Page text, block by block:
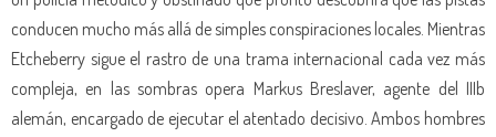
conducen mucho más allá de simples conspiraciones locales. Mientras
Etcheberry sigue el rastro de una trama internacional cada vez más
compleja, en las sombras opera Markus Breslaver, agente del IIIb
alemán, encargado de ejecutar el atentado decisivo. Ambos hombres